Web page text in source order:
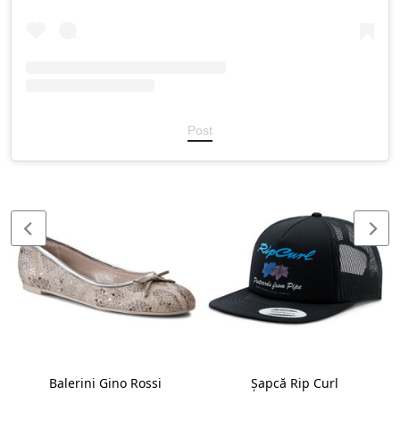
Post
Balerini Gino Rossi Șapcă Rip Curl